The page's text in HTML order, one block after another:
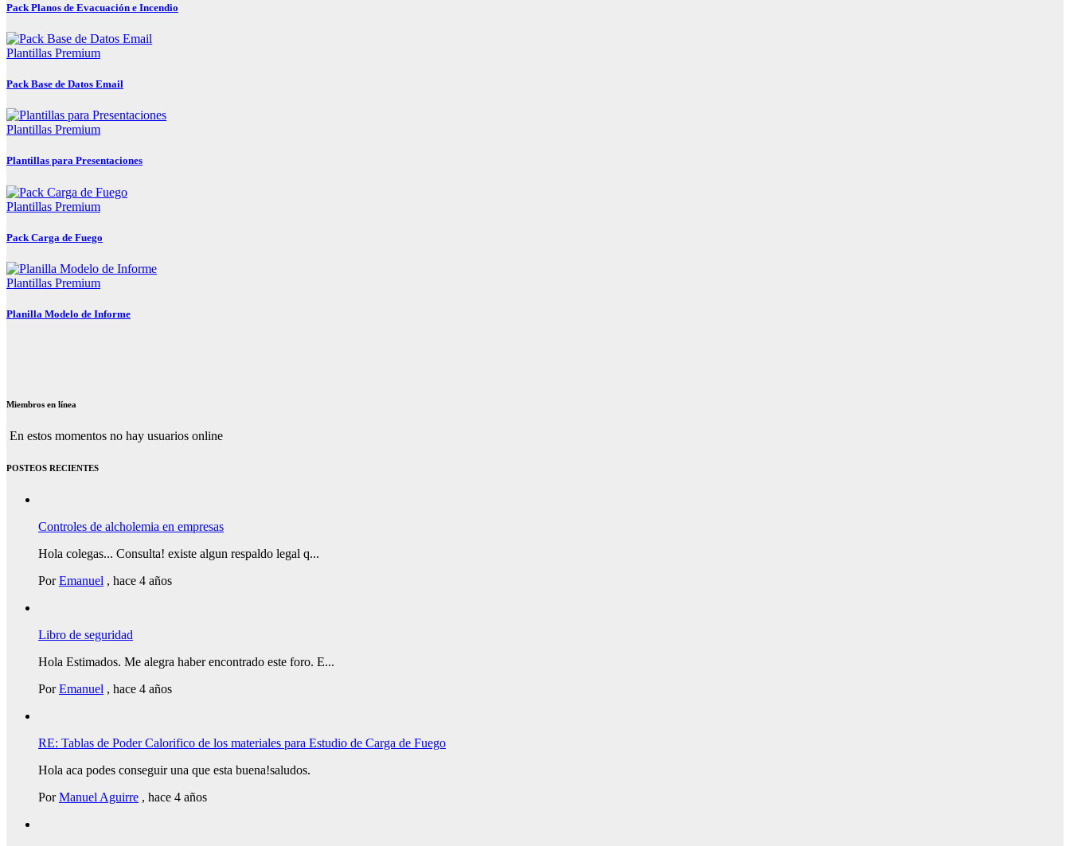
Pack Planos de Evacuación e Incendio
Plantillas Premium
Pack Base de Datos Email
Plantillas Premium
Plantillas para Presentaciones
Plantillas Premium
Pack Carga de Fuego
Plantillas Premium
Planilla Modelo de Informe
Miembros en línea
En estos momentos no hay usuarios online
POSTEOS RECIENTES
Controles de alcholemia en empresas
Hola colegas... Consulta! existe algun respaldo legal q...
PorEmanuel , hace 4 años
Libro de seguridad
Hola Estimados. Me alegra haber encontrado este foro. E...
PorEmanuel , hace 4 años
RE: Tablas de Poder Calorifico de los materiales para Estudio de Carga de Fuego
Hola aca podes conseguir una que esta buena!saludos.
PorManuel Aguirre , hace 4 años